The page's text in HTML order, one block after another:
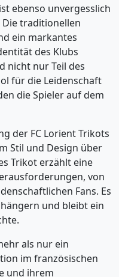
ebenso unvergesslich
Die traditionellen
ein markantes
des Klubs
nicht nur Teil des
für die Leidenschaft
die Spieler auf dem
der FC Lorient Trikots
Stil und Design über
Trikot erzählt eine
von
Fans. Es
und bleibt ein
als nur ein
im französischen
und ihrem